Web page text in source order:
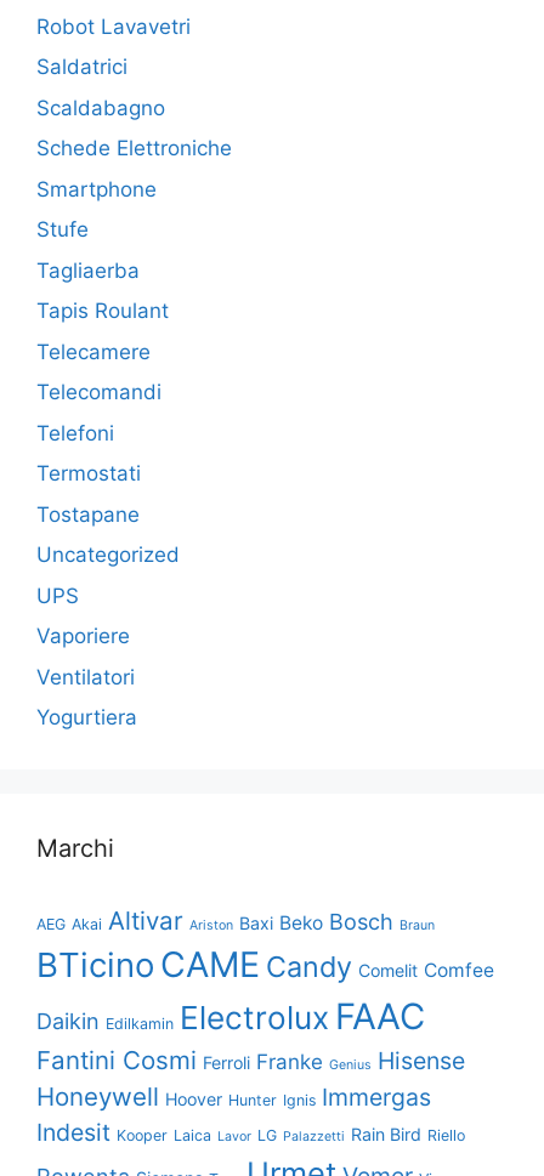
Robot Lavavetri
Saldatrici
Scaldabagno
Schede Elettroniche
Smartphone
Stufe
Tagliaerba
Tapis Roulant
Telecamere
Telecomandi
Telefoni
Termostati
Tostapane
Uncategorized
UPS
Vaporiere
Ventilatori
Yogurtiera
Marchi
AEG Akai Altivar Ariston Baxi Beko Bosch Braun
BTicino CAME Candy Comelit Comfee
Daikin Edilkamin Electrolux FAAC
Fantini Cosmi Ferroli Franke Genius Hisense
Honeywell Hoover Hunter Ignis Immergas
Indesit Kooper Laica Lavor LG Palazzetti Rain Bird Riello